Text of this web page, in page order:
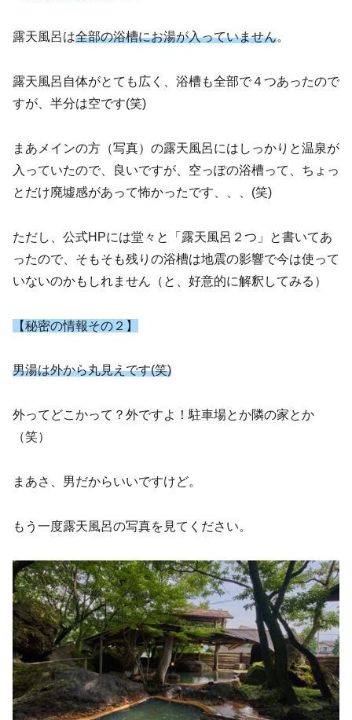
露天風呂は全部の浴槽にお湯が入っていません。
露天風呂自体がとても広く、浴槽も全部で４つあったので
すが、半分は空です(笑)
まあメインの方（写真）の露天風呂にはしっかりと温泉が
入っていたので、良いですが、空っぽの浴槽って、ちょっ
とだけ廃墟感があって怖かったです、、、(笑)
ただし、公式HPには堂々と「露天風呂２つ」と書いてあ
ったので、そもそも残りの浴槽は地震の影響で今は使って
いないのかもしれません（と、好意的に解釈してみる）
【秘密の情報その２】
男湯は外から丸見えです(笑)
外ってどこかって？外ですよ！駐車場とか隣の家とか
（笑）
まあさ、男だからいいですけど。
もう一度露天風呂の写真を見てください。